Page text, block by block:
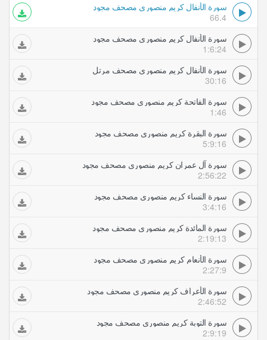
سورة الأنفال كريم منصوري مصحف مجود
66.4
سورة الأنفال كريم منصوري مصحف مجود
1:6:24
سورة الأنفال كريم منصوري مصحف مرتل
30:16
سورة الفاتحة كريم منصوري مصحف مجود
1:46
سورة البقرة كريم منصوري مصحف مجود
5:9:16
سورة آل عمران كريم منصوري مصحف مجود
2:56:22
سورة النساء كريم منصوري مصحف مجود
3:4:16
سورة المائدة كريم منصوري مصحف مجود
2:19:13
سورة الأنعام كريم منصوري مصحف مجود
2:27:9
سورة الأعراف كريم منصوري مصحف مجود
2:46:52
سورة التوبة كريم منصوري مصحف مجود
2:9:19